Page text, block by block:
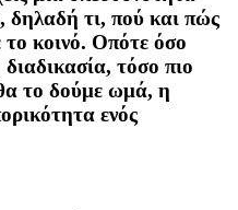
δηλαδή τι, πού και πώς
το κοινό. Οπότε όσο
τόσο πιο
το δούμε ωμά, η
ενός